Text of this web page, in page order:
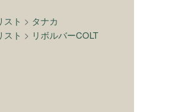
スト > タナカ
スト > リボルバーCOLT